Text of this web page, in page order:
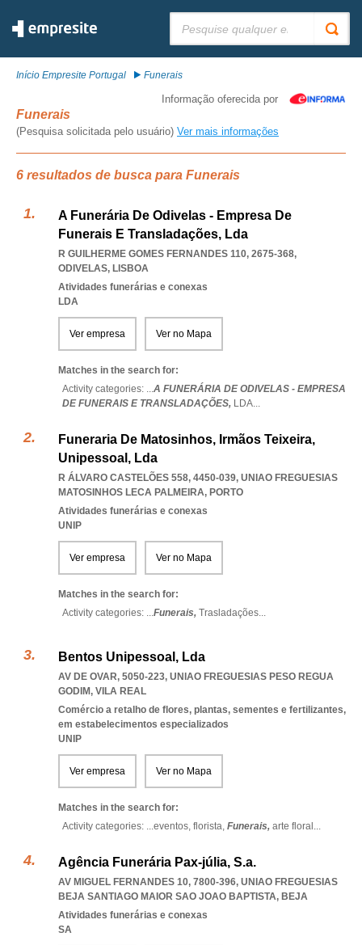
Início Empresite Portugal Funerais
Informação oferecida por
Funerais
(Pesquisa solicitada pelo usuário) Ver mais informações
6 resultados de busca para Funerais
A Funerária De Odivelas - Empresa De
Funerais E Transladações, Lda
R GUILHERME GOMES FERNANDES 110, 2675-368,
ODIVELAS, LISBOA
Atividades funerárias e conexas
LDA
Ver empresa Ver no Mapa
Matches in the search for:
Activity categories: ...A FUNERÁRIA DE ODIVELAS - EMPRESA
DE FUNERAIS E TRANSLADAÇÕES, LDA...
Funeraria De Matosinhos, Irmãos Teixeira,
Unipessoal, Lda
R ÁLVARO CASTELÕES 558, 4450-039, UNIAO FREGUESIAS
MATOSINHOS LECA PALMEIRA, PORTO
Atividades funerárias e conexas
UNIP
Ver empresa Ver no Mapa
Matches in the search for:
Activity categories: ...Funerais, Trasladações...
Bentos Unipessoal, Lda
AV DE OVAR, 5050-223, UNIAO FREGUESIAS PESO REGUA
GODIM, VILA REAL
Comércio a retalho de flores, plantas, sementes e fertilizantes,
em estabelecimentos especializados
UNIP
Ver empresa Ver no Mapa
Matches in the search for:
Activity categories: ...eventos, florista, Funerais, arte floral ...
Agência Funerária Pax-júlia, S.a.
AV MIGUEL FERNANDES 10, 7800-396, UNIAO FREGUESIAS
BEJA SANTIAGO MAIOR SAO JOAO BAPTISTA, BEJA
Atividades funerárias e conexas
SA